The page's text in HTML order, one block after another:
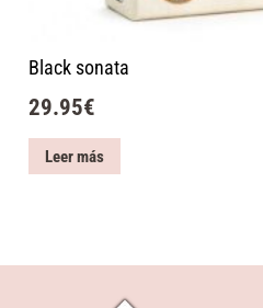
Black sonata
29.95€
Leer más